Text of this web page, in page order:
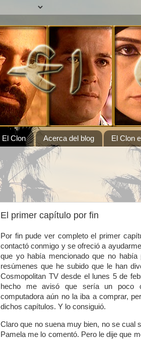
El Clon Acerca del blog El Clon
El primer capítulo por fin
Por fin pude ver completo el primer
contactó conmigo y se ofreció a
que yo había mencionado que no
resúmenes que he subido que le han
Cosmopolitan TV desde el lunes 5 de
hecho me avisó que sería un poco
computadora aún no la iba a comprar,
dichos capítulos. Y lo consiguió.
Claro que no suena muy bien, no se cual
Pamela me lo comentó. Pero le dije que